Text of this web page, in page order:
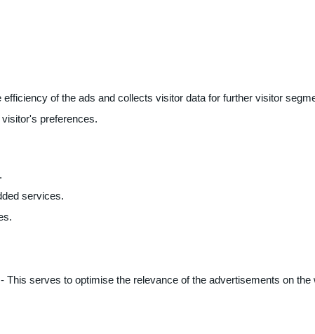
of the ads and collects visitor data for further visitor
preferences.
services.
serves to optimise the relevance of the advertisements on the